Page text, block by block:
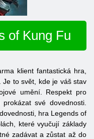
of Kung Fu
klient fantastická hra,
Je to svět, kde je váš stav
umění. Respekt pro
své dovednosti.
hra Legends of
které vyučují základy
zadávat a zůstat až do